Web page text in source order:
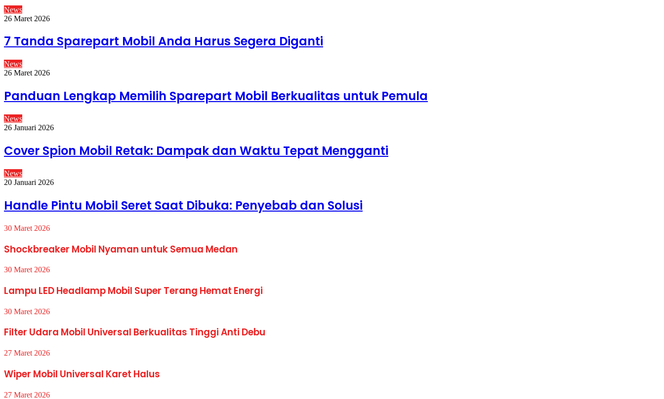
News
26 Maret 2026
7 Tanda Sparepart Mobil Anda Harus Segera Diganti
News
26 Maret 2026
Panduan Lengkap Memilih Sparepart Mobil Berkualitas untuk Pemula
News
26 Januari 2026
Cover Spion Mobil Retak: Dampak dan Waktu Tepat Mengganti
News
20 Januari 2026
Handle Pintu Mobil Seret Saat Dibuka: Penyebab dan Solusi
30 Maret 2026
Shockbreaker Mobil Nyaman untuk Semua Medan
30 Maret 2026
Lampu LED Headlamp Mobil Super Terang Hemat Energi
30 Maret 2026
Filter Udara Mobil Universal Berkualitas Tinggi Anti Debu
27 Maret 2026
Wiper Mobil Universal Karet Halus
27 Maret 2026